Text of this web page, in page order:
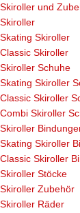
Skiroller und
Skiroller
Skating Skiroller
Classic Skiroller
Skiroller Schuhe
Skating Skiroller
Classic Skiroller
Combi Skiroller
Skiroller
Skating Skiroller
Classic Skiroller
Skiroller Stöcke
Skiroller Zubehör
Skiroller Räder